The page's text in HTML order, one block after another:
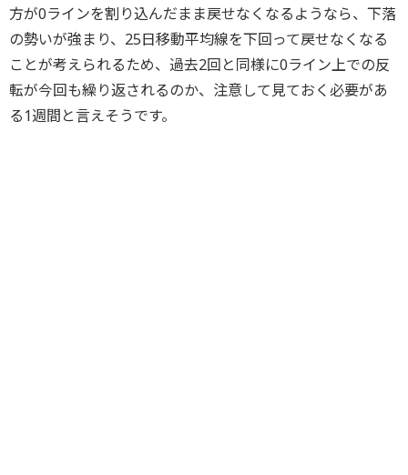
方が0ラインを割り込んだまま戻せなくなるようなら、下落
の勢いが強まり、25日移動平均線を下回って戻せなくなる
ことが考えられるため、過去2回と同様に0ライン上での反
転が今回も繰り返されるのか、注意して見ておく必要があ
る1週間と言えそうです。